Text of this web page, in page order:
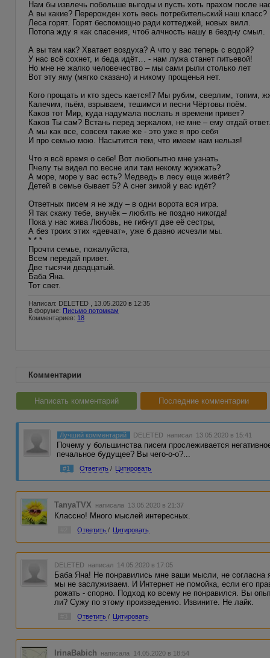
Нам бы извлечь побольше выгоды и пусть хоть прахом после
А вы какие? Перерожден хоть весь потребительский наш класс?
Леса горят. Горят беспомощно ради коттеджей, новых вилл.
Потопа жду я как спасения, чтоб алчность нашу в бездну смыл.
А вы там как? Хватает воздуха? А что у вас теперь с водой?
У нас всё сохнет, и беда идёт… - нам лужа станет питьевой!
Но мне не жалко человечество – мы сами рыли столько лет
Вот эту яму (мягко сказано) и никому прощенья нет.
Кого прощать и кто здесь кается!? Мы рубим, сверлим, топим,
Калечим, пьём, взрываем, тешимся и песни Чёртовы поём.
Каков тот Мир, куда надумала послать я времени привет?
Каков Ты сам? Встань перед зеркалом, не мне – ему отдай
А мы как все, совсем такие же - это уже я про себя
И про семью мою. Насытится тем, что имеем нам нельзя!
Что я всё время о себе! Вот любопытно мне узнать
Пчелу ты видел по весне или там некому жужжать?
А море, море у вас есть? Медведь в лесу еще живёт?
Детей в семье бывает 5? А снег зимой у вас идёт?
Ответных писем я не жду – в одни ворота вся игра.
Я так скажу тебе, внучёк – любить не поздно никогда!
Пока у нас жива Любовь, не гибнут две её сестры,
А без троих этих «девчат», уже б давно исчезли мы.
* * *
Прочти семье, пожалуйста,
Всем передай привет.
Две тысячи двадцатый.
Баба Яна.
Тот свет.
Написал: DELETED , 13.05.2020 в 12:35
В форуме: Письмо потомкам
Комментариев: 18
Комментарии
Написать комментарий Последние комментарии
Лучший комментарий DELETED написал 13.05.2020 в 15:41
Почему у большинства писем прослеживается
печальное будущее? Вы чего-о-о?...
#1 Ответить / Цитировать
TanyaTVX написала 13.05.2020 в 21:37
Классно! Много мыслей интересных.
Ответить / Цитировать
DELETED написал 14.05.2020 в 17:05
Баба Яна! Не понравились мне ваши мысли, не согласна
мы не заслуживаем. И Интернет не помойка, если его
рожать - спорно. Подход ко всему не понравился. Вы
ли? Сужу по этому произведению. Извините. Не лайк.
Ответить / Цитировать
IrinaBabich написала 14.05.2020 в 18:54